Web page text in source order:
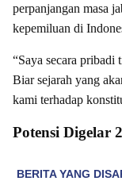
perpanjangan masa
kepemiluan di
“Saya secara pribadi
Biar sejarah yang
kami terhadap
Potensi Digelar